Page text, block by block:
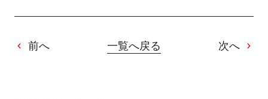
前へ 一覧へ戻る 次へ